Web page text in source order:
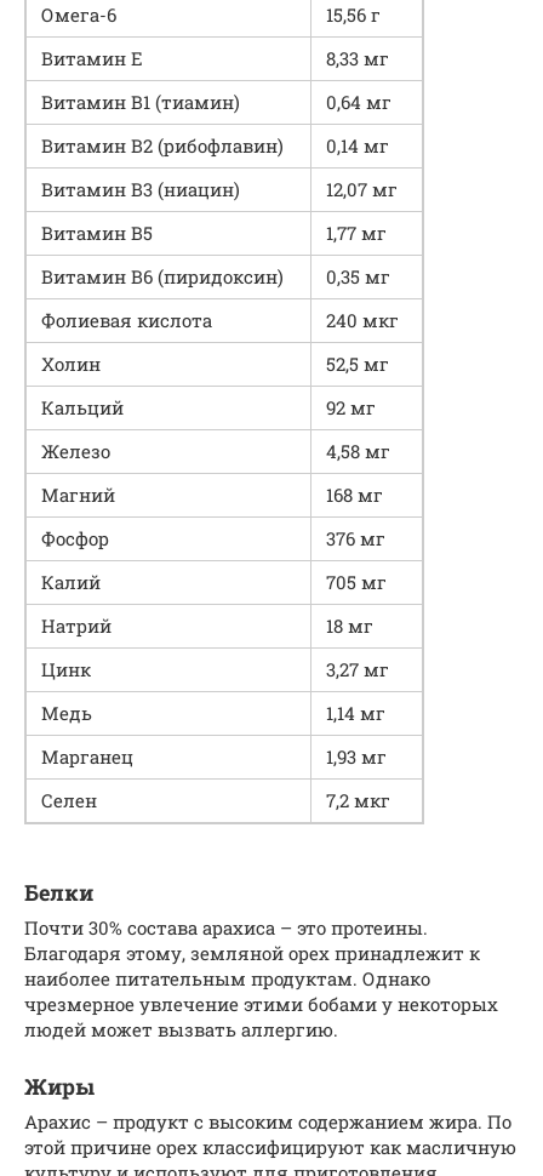
Омега-6
15,56 г
Витамин Е
8,33 мг
Витамин В1 (тиамин)
0,64 мг
Витамин В2 (рибофлавин)
0,14 мг
Витамин B3 (ниацин)
12,07 мг
Витамин В5
1,77 мг
Витамин В6 (пиридоксин)
0,35 мг
Фолиевая кислота
240 мкг
Холин
52,5 мг
Кальций
92 мг
Железо
4,58 мг
Магний
168 мг
Фосфор
376 мг
Калий
705 мг
Натрий
18 мг
Цинк
3,27 мг
Медь
1,14 мг
Марганец
1,93 мг
Селен
7,2 мкг
Белки
Почти 30% состава арахиса – это протеины.
Благодаря этому, земляной орех принадлежит к
наиболее питательным продуктам. Однако
чрезмерное увлечение этими бобами у некоторых
людей может вызвать аллергию.
Жиры
Арахис – продукт с высоким содержанием жира. По
этой причине орех классифицируют как масличную